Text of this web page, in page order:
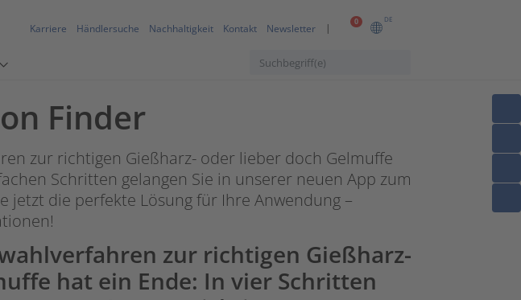
0 DE
Karriere Händlersuche Nachhaltigkeit Kontakt Newsletter
Finder
zur richtigen Gießharz- oder lieber doch Gelmuffe
Schritten gelangen Sie in unserer neuen App zum
jetzt die perfekte Lösung für Ihre Anwendung –
zur richtigen Gießharz-
hat ein Ende: In vier Schritten